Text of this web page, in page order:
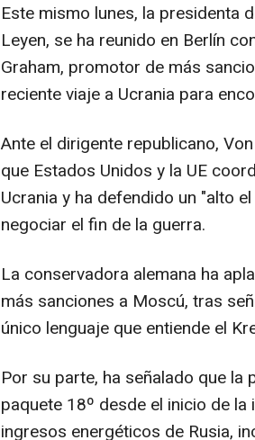
Este mismo lunes, la presidenta
Leyen, se ha reunido en Berlín
Graham, promotor de más
reciente viaje a Ucrania para
Ante el dirigente republicano,
que Estados Unidos y la UE
Ucrania y ha defendido un "alto
negociar el fin de la guerra.
La conservadora alemana ha
más sanciones a Moscú, tras
único lenguaje que entiende el
Por su parte, ha señalado que
paquete 18º desde el inicio de
ingresos energéticos de Rusia,